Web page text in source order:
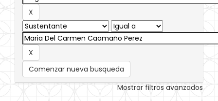
Comenzar nueva busqueda
Mostrar filtros avanzados